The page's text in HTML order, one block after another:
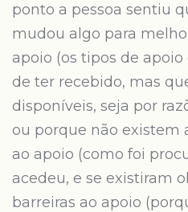
ponto a pessoa sentiu
mudou algo para
apoio (os tipos de
de ter recebido, mas
disponíveis, seja por
ou porque não existem
ao apoio (como foi
acedeu, e se existiram
barreiras ao apoio